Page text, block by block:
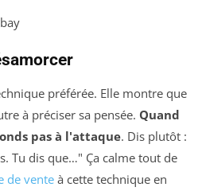
préférée. Elle montre que
à préciser sa pensée. Quand
pas à l'attaque. Dis plutôt :
Tu dis que…" Ça calme tout de
de vente à cette technique en